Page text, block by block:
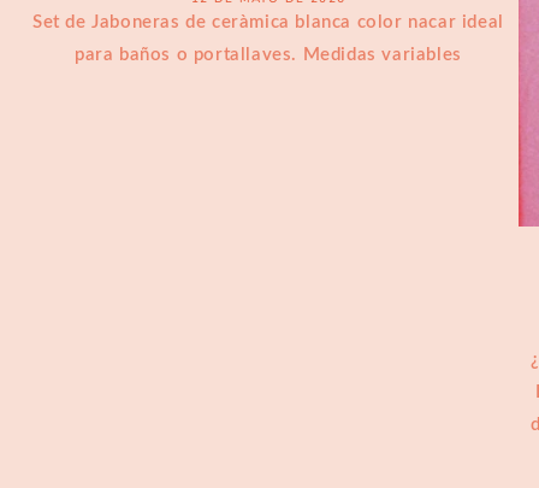
Set de Jaboneras de ceràmica blanca color nacar ideal
para baños o portallaves. Medidas variables